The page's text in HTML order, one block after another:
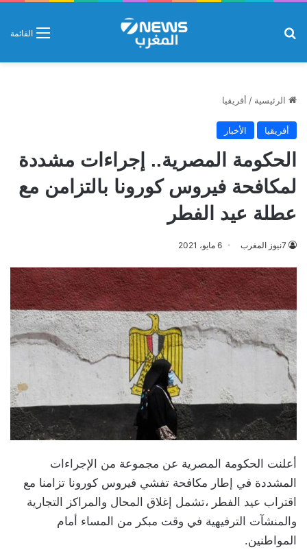
القائمة
الرئيسية / أفريقيا
أفريقيا الأخبار
الحكومة المصرية.. إجراءات مشددة
لمكافحة فيروس كورونا بالتزامن مع
عطلة عيد الفطر
7نيوز المغرب 6 مايو، 2021
أعلنت الحكومة المصرية عن مجموعة من الإجراءات
المشددة في إطار مكافحة تفشي فيروس كورونا تزامنا مع
اقتراب عيد الفطر ،تشمل إغلاق المحال والمراكز التجارية
والمنشآت الترفيهية في وقت مبكر من المساء أمام
المواطنين.